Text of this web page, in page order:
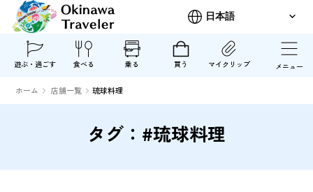
遊ぶ・過ごす 食べる 乗る 買う マイクリップ メニュー
ホーム 店舗一覧 琉球料理
タグ：#琉球料理